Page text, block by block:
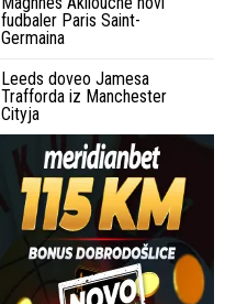
fudbaler Paris Saint-
Germaina
Leeds doveo Jamesa
Trafforda iz Manchester
Cityja